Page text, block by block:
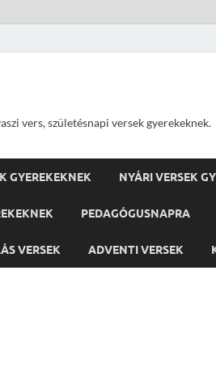
vers, születésnapi versek gyerekeknek.
GYEREKEKNEK NYÁRI VERSEK
PEDAGÓGUSNAPRA
VERSEK ADVENTI VERSEK